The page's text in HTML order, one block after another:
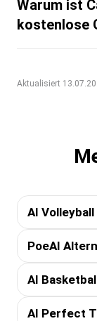
Warum ist
kostenlose
Aktualisiert
AI
PoeAI
AI
AI Perfect